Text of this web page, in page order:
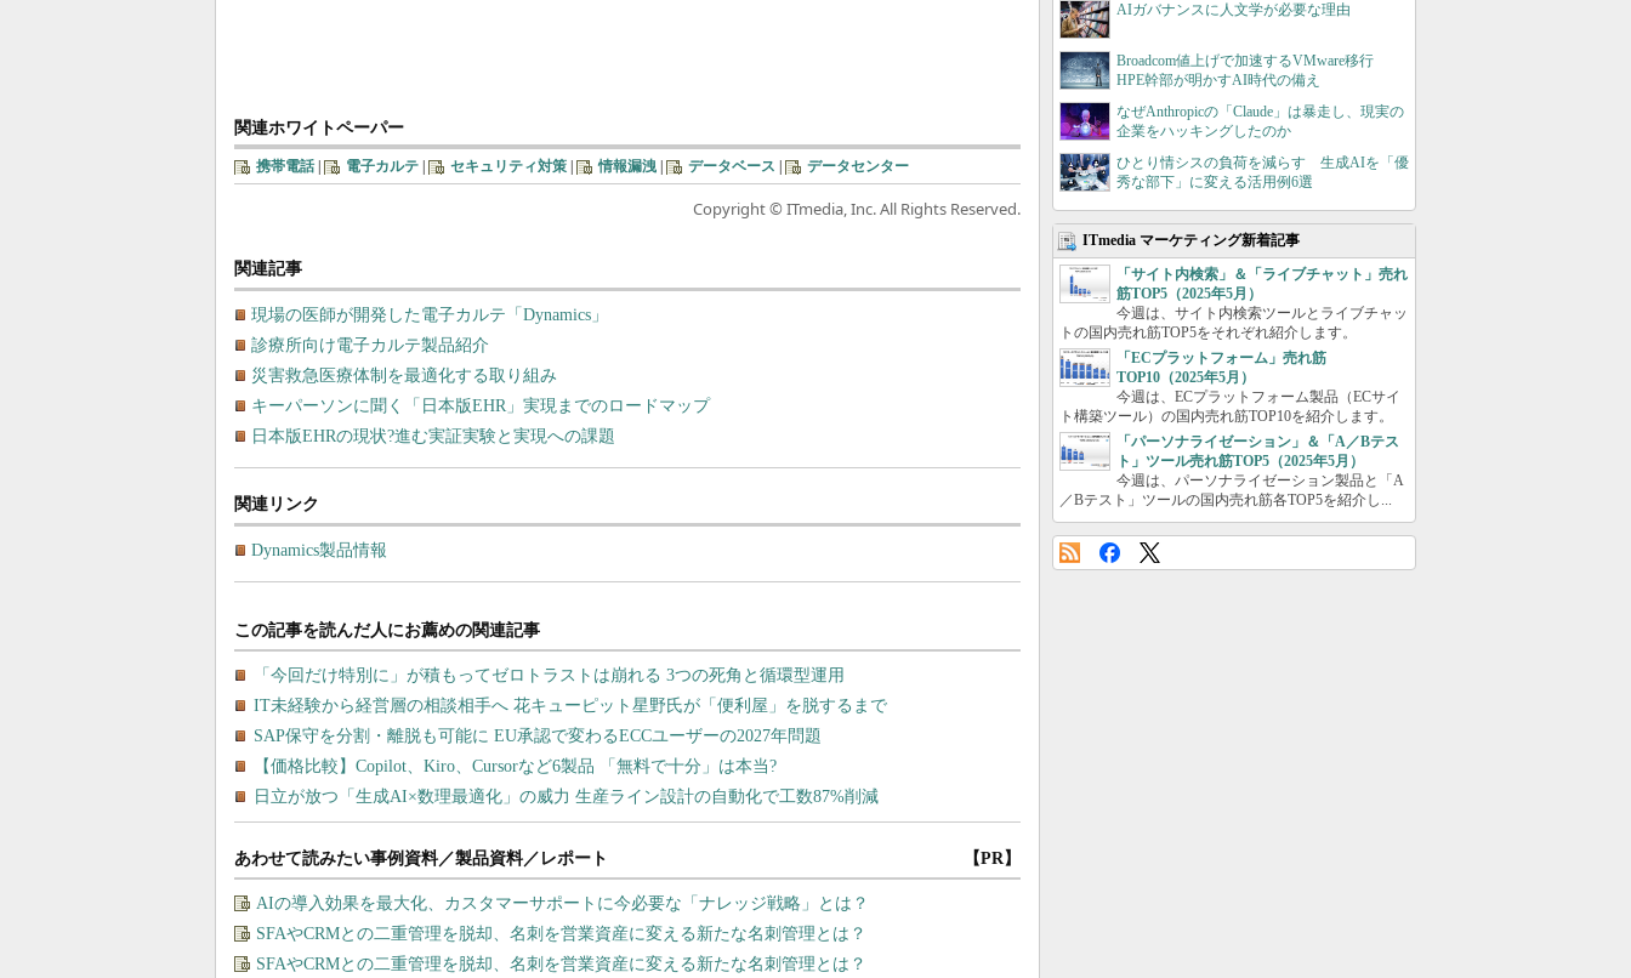
関連ホワイトペーパー
携帯電話| 電子カルテ セキュリティ対策 情報漏洩 データベース データセンター
Copyright © ITmedia, Inc. All Rights Reserved.
関連記事
現場の医師が開発した電子カルテ「Dynamics」
診療所向け電子カルテ製品紹介
災害救急医療体制を最適化する取り組み
キーパーソンに聞く「日本版EHR」実現までのロードマップ
日本版EHRの現状?進む実証実験と実現への課題
関連リンク
Dynamics製品情報
あわせて読みたい事例資料／製品資料／レポート 【PR】
AIの導入効果を最大化、カスタマーサポートに今必要な「ナレッジ戦略」とは？
SFAやCRMとの二重管理を脱却、名刺を営業資産に変える新たな名刺管理とは？
SFAやCRMとの二重管理を脱却、名刺を営業資産に変える新たな名刺管理とは？
AIガバナンスに人文学が必要な理由
Broadcom値上げで加速するVMware移行
HPE幹部が明かすAI時代の備え
なぜAnthropicの「Claude」は暴走し、現実の
企業をハッキングしたのか
ひとり情シスの負荷を減らす 生成AIを「優
秀な部下」に変える活用例6選
ITmedia マーケティング新着記事
「サイト内検索」＆「ライブチャット」売れ
筋TOP5（2025年5月）
今週は、サイト内検索ツールとライブチャッ
トの国内売れ筋TOP5をそれぞれ紹介します。
「ECプラットフォーム」売れ筋
TOP10（2025年5月）
今週は、ECプラットフォーム製品（ECサイ
ト構築ツール）の国内売れ筋TOP10を紹介します。
「パーソナライゼーション」＆「A／Bテス
ト」ツール売れ筋TOP5（2025年5月）
今週は、パーソナライゼーション製品と「A
／Bテスト」ツールの国内売れ筋各TOP5を紹介し...